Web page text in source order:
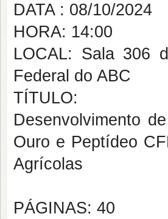
DATA : 08/10/2024
HORA: 14:00
LOCAL: Sala 306
Federal do ABC
TÍTULO:
Desenvolvimento
Ouro e Peptídeo
Agrícolas
PÁGINAS: 40